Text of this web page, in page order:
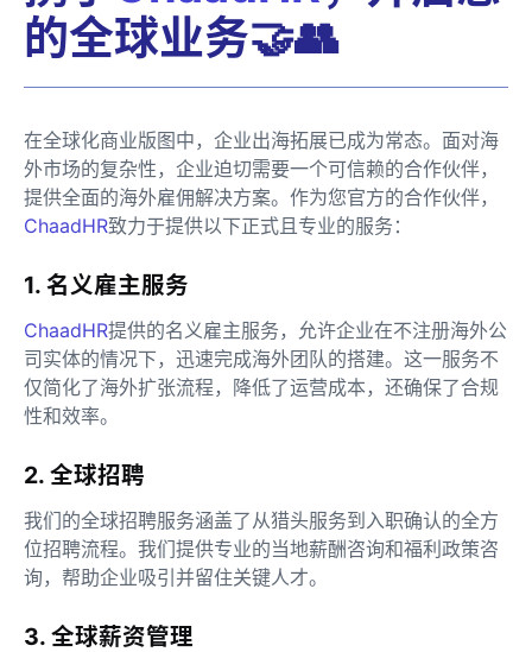
的全球业务🤝👥
在全球化商业版图中，企业出海拓展已成为常态。面对海
外市场的复杂性，企业迫切需要一个可信赖的合作伙伴，
提供全面的海外雇佣解决方案。作为您官方的合作伙伴，
ChaadHR致力于提供以下正式且专业的服务：
1. 名义雇主服务
ChaadHR提供的名义雇主服务，允许企业在不注册海外公
司实体的情况下，迅速完成海外团队的搭建。这一服务不
仅简化了海外扩张流程，降低了运营成本，还确保了合规
性和效率。
2. 全球招聘
我们的全球招聘服务涵盖了从猎头服务到入职确认的全方
位招聘流程。我们提供专业的当地薪酬咨询和福利政策咨
询，帮助企业吸引并留住关键人才。
3. 全球薪资管理